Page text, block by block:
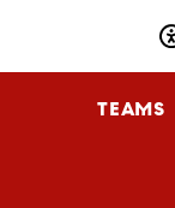
TEAMS